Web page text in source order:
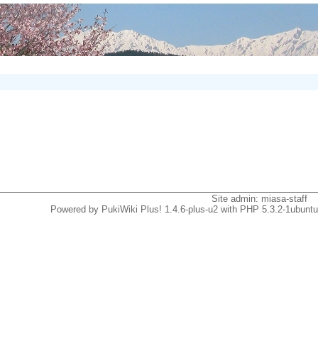
Site admin: miasa-staff
Powered by PukiWiki Plus! 1.4.6-plus-u2 with PHP 5.3.2-